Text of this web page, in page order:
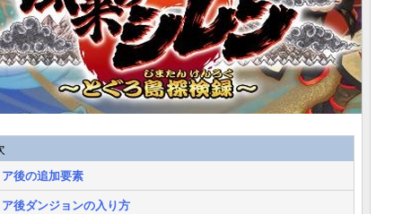
後の追加要素
後ダンジョンの入り方